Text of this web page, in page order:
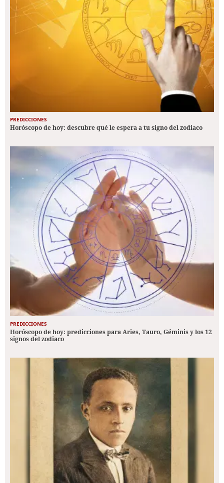
PREDICCIONES
Horóscopo de hoy: descubre qué le espera a tu signo del zodiaco
PREDICCIONES
Horóscopo de hoy: predicciones para Aries, Tauro, Géminis y los 12
signos del zodiaco